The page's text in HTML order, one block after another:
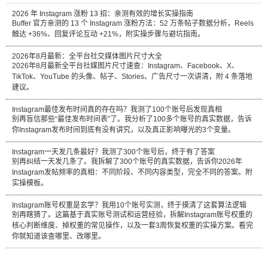
2026 年 Instagram 涨粉 13 招：亲测有效的增长实操指南
Buffer 官方亲测的 13 个 Instagram 涨粉方法：52 万条帖子数据分析，Reels
触达 +36%、回复评论互动 +21%，附实操步骤与避坑指南。
2026年8月最新：全平台社交媒体图片尺寸大全
2026年8月最新全平台社媒图片尺寸速查：Instagram、Facebook、X、
TikTok、YouTube 的头像、帖子、Stories、广告尺寸一次讲清，附 4 条落地
建议。
Instagram最佳发布时间真的存在吗？我测了100个账号后发现真相
别再盲信那些“最佳发布时间表”了。我分析了100多个账号的真实数据，告诉
你Instagram发布时间到底有没有讲究，以及真正影响曝光的3个变量。
Instagram一天发几条最好？我测了300个账号后，终于有了答案
别再纠结一天发几条了。我拆解了300个账号的真实数据，告诉你2026年
Instagram发帖频率的真相：不同阶段、不同内容类型，完全不同的答案。附
实操模板。
Instagram账号权重是玄学？我用10个账号实测，终于摸清了这套算法逻辑
别再瞎猜了。这篇基于真实账号测试和运营经验，拆解Instagram账号权重的
核心判断维度、掉权重的常见操作，以及一套3周恢复权重的实操方案。看完
你就知道该查哪里、改哪里。